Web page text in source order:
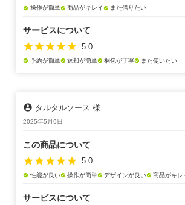
check_circle 操作が簡単check_circle 商品がキレイ check_circle また借りたい
サービスについて
star star star star star 5.0
check_circle 予約が簡単check_circle 返却が簡単check_circle 梱包が丁寧check_circle また使いたい
account_circle タルタルソース 様
2025年5月9日
この商品について
star star star star star 5.0
check_circle 性能が良いcheck_circle 操作が簡単check_circle デザインが良いcheck_circle 商品がキレ
サービスについて